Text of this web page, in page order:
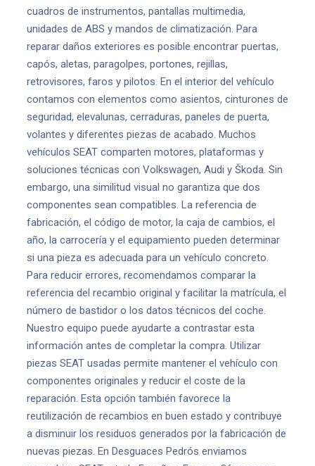
cuadros de instrumentos, pantallas multimedia,
unidades de ABS y mandos de climatización. Para
reparar daños exteriores es posible encontrar puertas,
capós, aletas, paragolpes, portones, rejillas,
retrovisores, faros y pilotos. En el interior del vehículo
contamos con elementos como asientos, cinturones de
seguridad, elevalunas, cerraduras, paneles de puerta,
volantes y diferentes piezas de acabado. Muchos
vehículos SEAT comparten motores, plataformas y
soluciones técnicas con Volkswagen, Audi y Škoda. Sin
embargo, una similitud visual no garantiza que dos
componentes sean compatibles. La referencia de
fabricación, el código de motor, la caja de cambios, el
año, la carrocería y el equipamiento pueden determinar
si una pieza es adecuada para un vehículo concreto.
Para reducir errores, recomendamos comparar la
referencia del recambio original y facilitar la matrícula, el
número de bastidor o los datos técnicos del coche.
Nuestro equipo puede ayudarte a contrastar esta
información antes de completar la compra. Utilizar
piezas SEAT usadas permite mantener el vehículo con
componentes originales y reducir el coste de la
reparación. Esta opción también favorece la
reutilización de recambios en buen estado y contribuye
a disminuir los residuos generados por la fabricación de
nuevas piezas. En Desguaces Pedrós enviamos